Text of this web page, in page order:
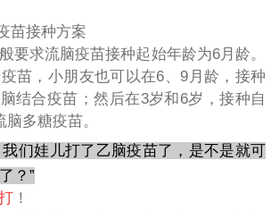
苗接种方案
要求流脑疫苗接种起始年龄为6月龄。
苗，小朋友也可以在6、9月龄，接种
结合疫苗；然后在3岁和6岁，接种自
多糖疫苗。
我们娃儿打了乙脑疫苗了，是不是就可
？”
！